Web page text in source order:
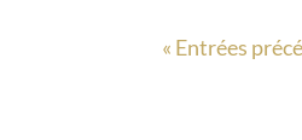
« Entrées